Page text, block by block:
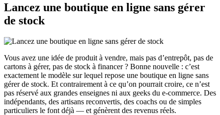
Lancez une boutique en ligne sans gérer
de stock
Vous avez une idée de produit à vendre, mais pas d’entrepôt, pas de
cartons à gérer, pas de stock à financer ? Bonne nouvelle : c’est
exactement le modèle sur lequel repose une boutique en ligne sans
gérer de stock. Et contrairement à ce qu’on pourrait croire, ce n’est
pas réservé aux grandes enseignes ni aux geeks du e-commerce. Des
indépendants, des artisans reconvertis, des coachs ou de simples
particuliers le font déjà — et génèrent des revenus réels.